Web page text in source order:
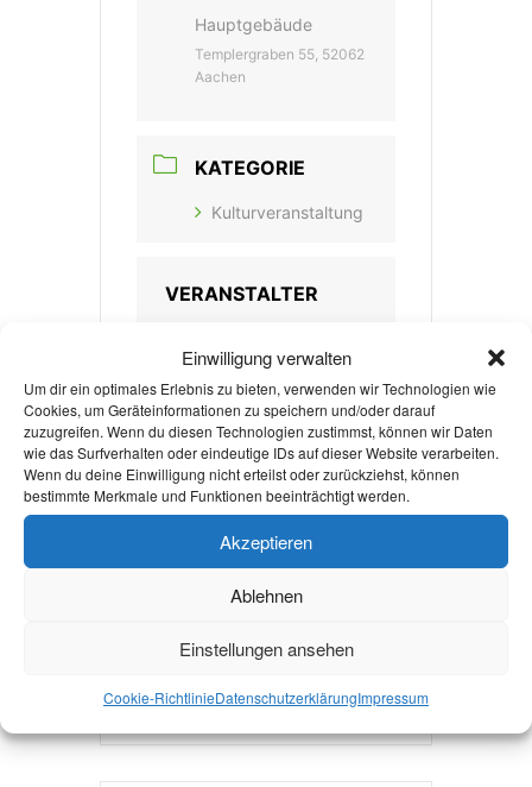
Einwilligung verwalten
Um dir ein optimales Erlebnis zu bieten, verwenden wir Technologien wie
Cookies, um Geräteinformationen zu speichern und/oder darauf
zuzugreifen. Wenn du diesen Technologien zustimmst, können wir Daten
wie das Surfverhalten oder eindeutige IDs auf dieser Website verarbeiten.
Wenn du deine Einwilligung nicht erteilst oder zurückziehst, können
bestimmte Merkmale und Funktionen beeinträchtigt werden.
Akzeptieren
Ablehnen
Einstellungen ansehen
Cookie-RichtlinieDatenschutzerklärungImpressum
Hauptgebäude
Templergraben 55, 52062
Aachen
KATEGORIE
Kulturveranstaltung
VERANSTALTER
+ Zu Google Kalender hinzufügen
+ iCal / Outlook export